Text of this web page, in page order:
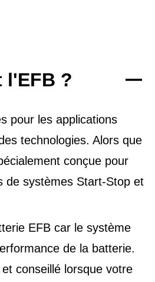
l'EFB ?
pour les applications
technologies. Alors que
conçue pour
de systèmes Start-Stop et
EFB car le système
de la batterie.
conseillé lorsque votre